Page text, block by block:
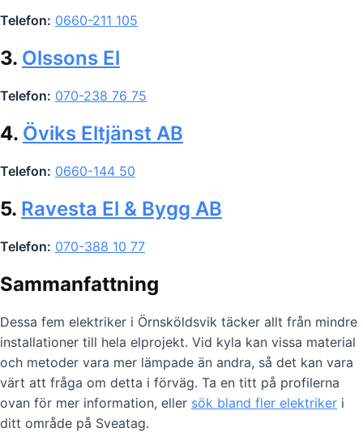
Telefon: 0660-211 105
3. Olssons El
Telefon: 070-238 76 75
4. Öviks Eltjänst AB
Telefon: 0660-144 50
5. Ravesta El & Bygg AB
Telefon: 070-388 10 77
Sammanfattning
Dessa fem elektriker i Örnsköldsvik täcker allt från mindre
installationer till hela elprojekt. Vid kyla kan vissa material
och metoder vara mer lämpade än andra, så det kan vara
värt att fråga om detta i förväg. Ta en titt på profilerna
ovan för mer information, eller sök bland fler elektriker i
ditt område på Sveatag.